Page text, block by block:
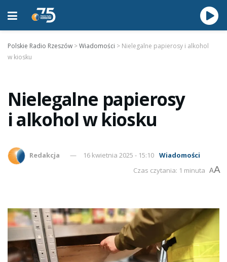
Polskie Radio Rzeszów >Wiadomości > Nielegalne papierosy i alkohol
w kiosku
Nielegalne papierosy
i alkohol w kiosku
Redakcja 16 kwietnia 2025 - 15:10 Wiadomości
Czas czytania: 1 minuta AA